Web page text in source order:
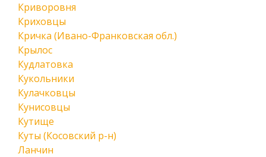
Криворовня
Криховцы
Кричка (Ивано-Франковская обл.)
Крылос
Кудлатовка
Кукольники
Кулачковцы
Кунисовцы
Кутище
Куты (Косовский р-н)
Ланчин